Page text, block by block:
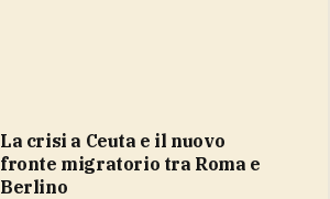
La crisi a Ceuta e il nuovo
fronte migratorio tra Roma e
Berlino